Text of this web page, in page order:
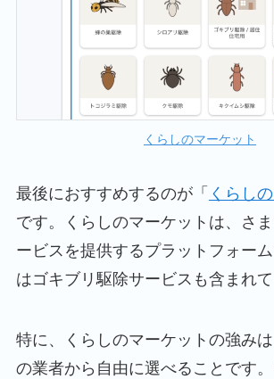
くらしのマーケット
最後におすすめするのが「 くらし
です。くらしのマーケットは、さ
ービスを提供するプラットフォー
はゴキブリ駆除サービスも含まれて
特に、くらしのマーケットの強み
の業者から自由に選べることです